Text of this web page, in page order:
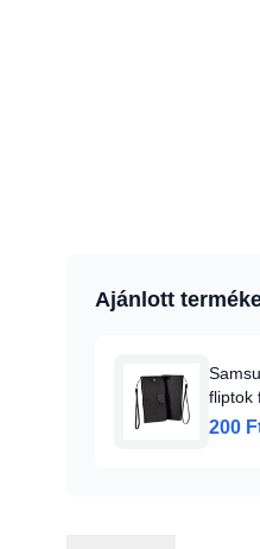
Ajánlott
fliptok
200